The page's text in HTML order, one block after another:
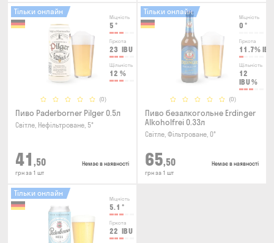
Міцність
5 °
Гіркота
23 IBU
Щільність
12 %
(0)
Тільки онлайн
Пиво Paderborner Pilger 0.5л
Світле, Нефільтроване, 5°
41 ,50
грн за 1 шт
Немає в наявності
Міцність
0 °
Гіркота
11.7% IBU
Щільність
12
IBU%
(0)
Тільки онлайн
Пиво безалкогольне Erdinger
Alkoholfrei 0.33л
Світле, Фільтроване, 0°
65,50
грн за 1 шт
Немає в наявності
Міцність
5.1 °
Гіркота
22 IBU
Тільки онлайн